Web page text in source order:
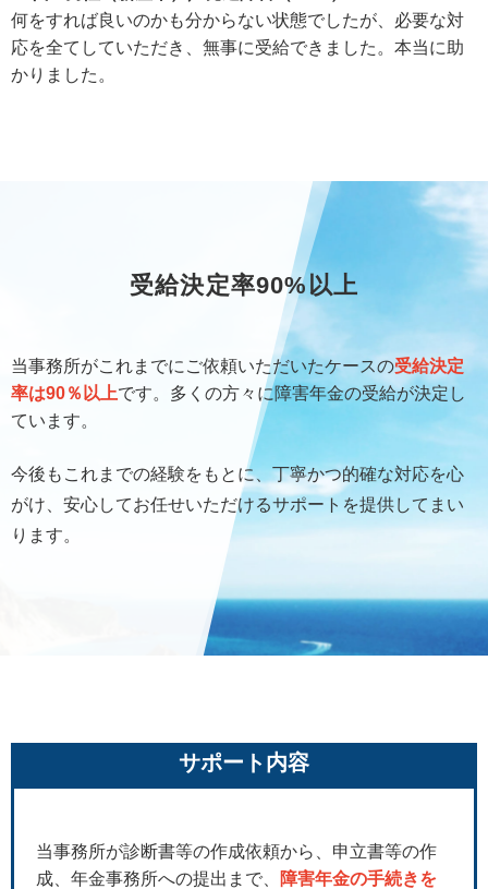
何をすれば良いのかも分からない状態でしたが、必要な対
応を全てしていただき、無事に受給できました。本当に助
かりました。
受給決定率90%以上
当事務所がこれまでにご依頼いただいたケースの受給決定
率は90％以上です。多くの方々に障害年金の受給が決定し
ています。
今後もこれまでの経験をもとに、丁寧かつ的確な対応を心
がけ、安心してお任せいただけるサポートを提供してまい
ります。
サポート内容
当事務所が診断書等の作成依頼から、申立書等の作
成、年金事務所への提出まで、
障害年金の手続きを